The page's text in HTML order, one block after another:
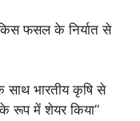
किस फसल के निर्यात से
भारतीय कृषि से
रूप में शेयर किया”